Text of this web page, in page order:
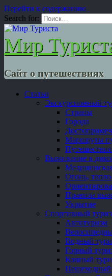
Перейти к содержанию
Search for:
Мир
Сайт о путешествиях
Статьи
Экскурсионный
Страны
Города
Маршруты
Выживание в
Огонь, тепло
Правила
Укрытие
Спортивный
Автотуризм
Водный
Горный
Конный
Пешеходный